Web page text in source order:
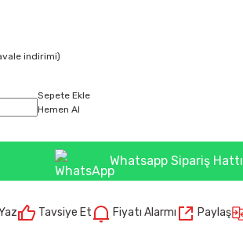
indirimi)
Sepete Ekle
Hemen Al
Whatsapp Sipariş Hattı
Tavsiye Et Fiyatı Alarmı Paylaş